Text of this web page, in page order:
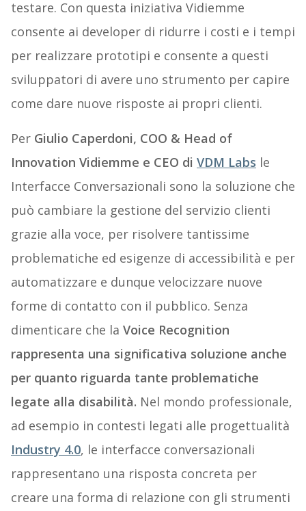
testare. Con questa iniziativa Vidiemme
consente ai developer di ridurre i costi e i tempi
per realizzare prototipi e consente a questi
sviluppatori di avere uno strumento per capire
come dare nuove risposte ai propri clienti.
Per Giulio Caperdoni, COO & Head of
Innovation Vidiemme e CEO di VDM Labs le
Interfacce Conversazionali sono la soluzione che
può cambiare la gestione del servizio clienti
grazie alla voce, per risolvere tantissime
problematiche ed esigenze di accessibilità e per
automatizzare e dunque velocizzare nuove
forme di contatto con il pubblico. Senza
dimenticare che la Voice Recognition
rappresenta una significativa soluzione anche
per quanto riguarda tante problematiche
legate alla disabilità. Nel mondo professionale,
ad esempio in contesti legati alle progettualità
Industry 4.0, le interfacce conversazionali
rappresentano una risposta concreta per
creare una forma di relazione con gli strumenti